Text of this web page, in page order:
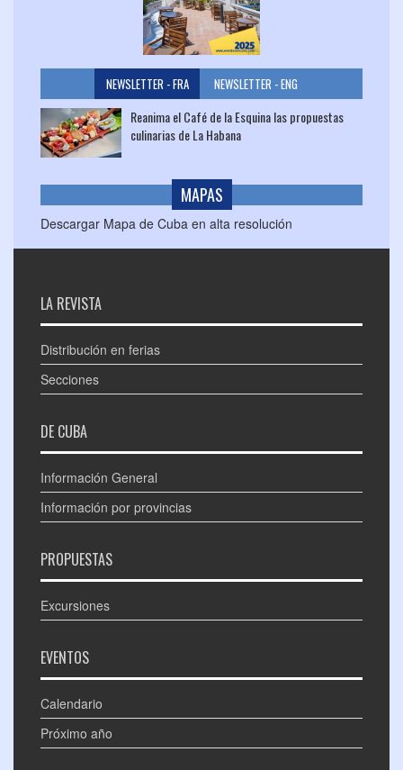
NEWSLETTER - FRA NEWSLETTER - ENG
Reanima el Café de la Esquina las propuestas
culinarias de La Habana
MAPAS
Descargar Mapa de Cuba en alta resolución
LA REVISTA
Distribución en ferias
Secciones
DE CUBA
Información General
Información por provincias
PROPUESTAS
Excursiones
EVENTOS
Calendario
Próximo año